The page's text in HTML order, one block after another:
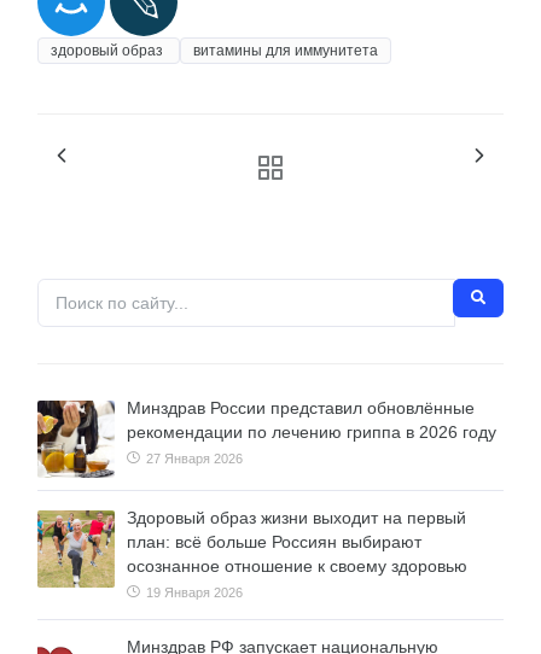
здоровый образ витамины для иммунитета
Минздрав России представил обновлённые
рекомендации по лечению гриппа в 2026 году
27 Января 2026
Здоровый образ жизни выходит на первый
план: всё больше Россиян выбирают
осознанное отношение к своему здоровью
19 Января 2026
Минздрав РФ запускает национальную